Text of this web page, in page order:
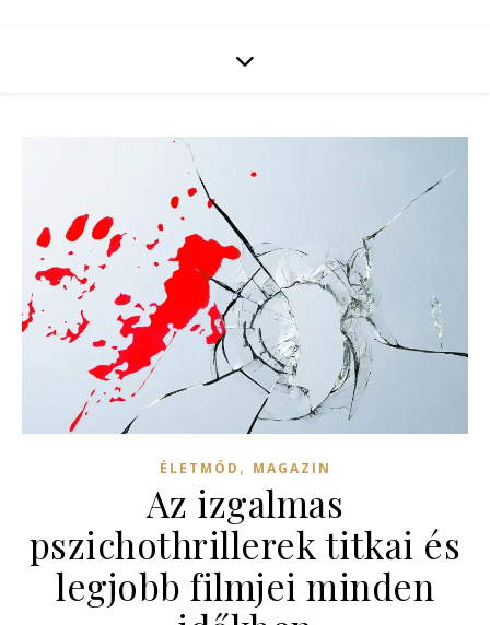
ÉLETMÓD , MAGAZIN
Az izgalmas
pszichothrillerek titkai és
legjobb filmjei minden